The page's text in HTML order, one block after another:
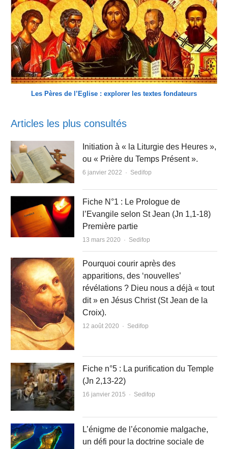
Les Pères de l’Eglise : explorer les textes fondateurs
Articles les plus consultés
Initiation à « la Liturgie des Heures »,
ou « Prière du Temps Présent ».
6 janvier 2022 Author
Sedifop
Fiche N°1 : Le Prologue de
l’Evangile selon St Jean (Jn 1,1-18)
Première partie
13 mars 2020 Author
Sedifop
Pourquoi courir après des
apparitions, des ‘nouvelles’
révélations ? Dieu nous a déjà « tout
dit » en Jésus Christ (St Jean de la
Croix).
12 août 2020 Author
Sedifop
Fiche n°5 : La purification du Temple
(Jn 2,13-22)
16 janvier 2015 Author
Sedifop
L’énigme de l’économie malgache,
un défi pour la doctrine sociale de